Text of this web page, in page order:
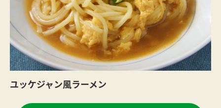
ユッケジャン風ラーメン